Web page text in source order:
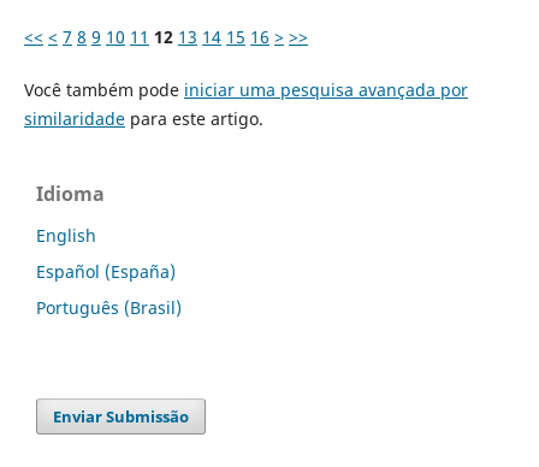
<< < 7 8 9 10 11 12 13 14 15 16 > >>
Você também pode iniciar uma pesquisa avançada por
similaridadepara este artigo.
Idioma
English
Español (España)
Português (Brasil)
Enviar Submissão